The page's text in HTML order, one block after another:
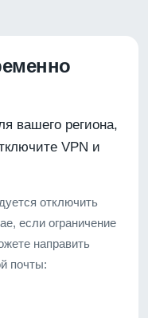
вашего региона,
VPN и
отключить
если ограничение
направить
почты: